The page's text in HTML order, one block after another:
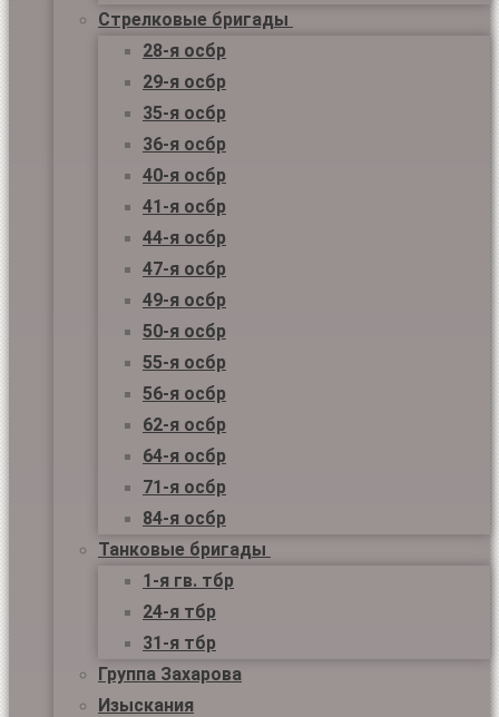
Стрелковые бригады
28-я осбр
29-я осбр
35-я осбр
36-я осбр
40-я осбр
41-я осбр
44-я осбр
47-я осбр
49-я осбр
50-я осбр
55-я осбр
56-я осбр
62-я осбр
64-я осбр
71-я осбр
84-я осбр
Танковые бригады
1-я гв. тбр
24-я тбр
31-я тбр
Группа Захарова
Изыскания